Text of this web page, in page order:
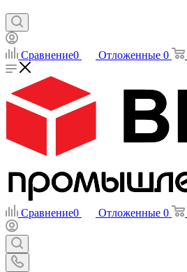
Сравнение0 Отложенные 0
Сравнение0 Отложенные 0